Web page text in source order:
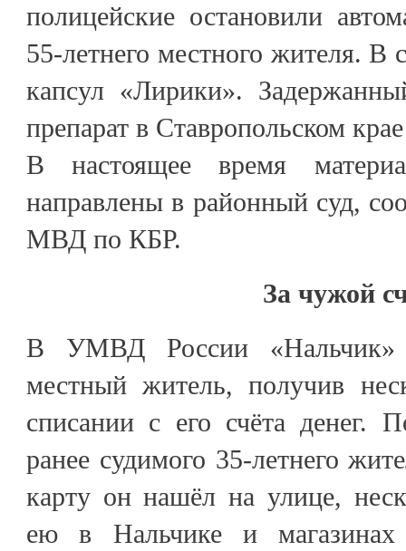
полицейские остановили
55-летнего местного жителя. В
капсул «Лирики».
препарат в Ставропольском
В настоящее время
направлены в районный суд,
МВД по КБР.
За чужой
В УМВД России «Нальчик»
местный житель, получив
списании с его счёта денег.
ранее судимого 35-летнего
карту он нашёл на улице,
ею в Нальчике и